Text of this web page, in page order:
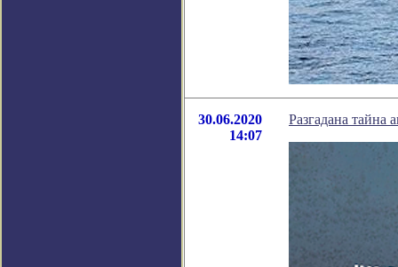
30.06.2020
14:07
Разгадана тайна